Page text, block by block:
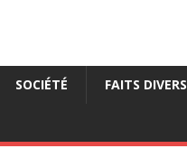
SOCIÉTÉ FAITS DIVERS